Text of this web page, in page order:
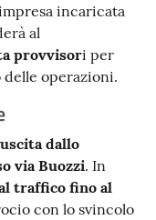
incaricata
al
provvisori per
operazioni.
uscita dallo
via Buozzi. In
traffico fino al
con lo svincolo